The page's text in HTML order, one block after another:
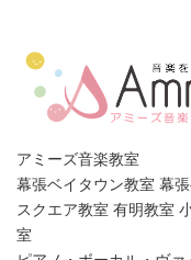
アミーズ音楽教室
幕張ベイタウン教室 幕
スクエア教室 有明教室
室